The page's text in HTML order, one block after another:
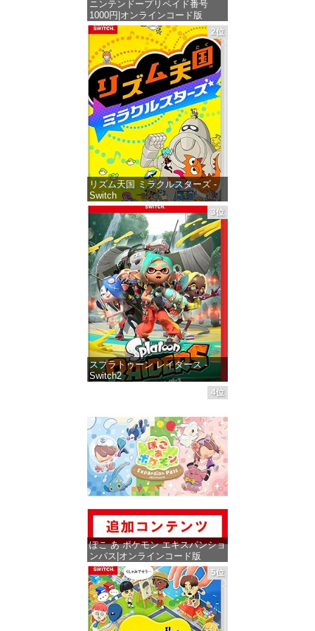
ニンテンドープリペイド番号
1000円|オンラインコード版
価格：¥1,000
2位
リズム天国 ミラクルスターズ -
Switch
価格：¥5,645
3位
スプラトゥーン レイダース -
Switch2
価格：¥6,454
4位
ぽこ あ ポケモン エキスパンショ
ンパス|オンラインコード版
価格：¥4,400
5位